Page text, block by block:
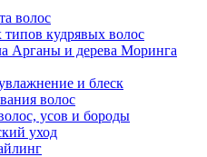
волос
кудрявых волос
Арганы и дерева Моринга
и блеск
волос
усов и бороды
уход